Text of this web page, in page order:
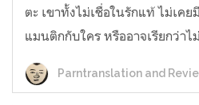
ตะ เขาทั้งไม่เชื่อในรักแท้ ไม่เค
แมนติกกับใคร หรืออาจเรียกว่าไ
Parntranslation and